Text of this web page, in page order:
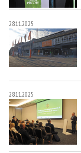
28.11.2025
28.11.2025